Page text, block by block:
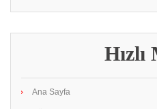
Hızlı
Ana Sayfa